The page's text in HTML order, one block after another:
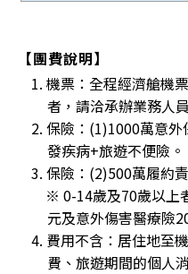
【團費說明】
1. 機票：全程經濟艙機
者，請洽承辦業務人員
2. 保險：(1)1000萬意
發疾病+旅遊不便險。
3. 保險：(2)500萬履約
※ 0-14歲及70歲以上
元及意外傷害醫療險
4. 費用不含：居住地至
費、旅遊期間的個人